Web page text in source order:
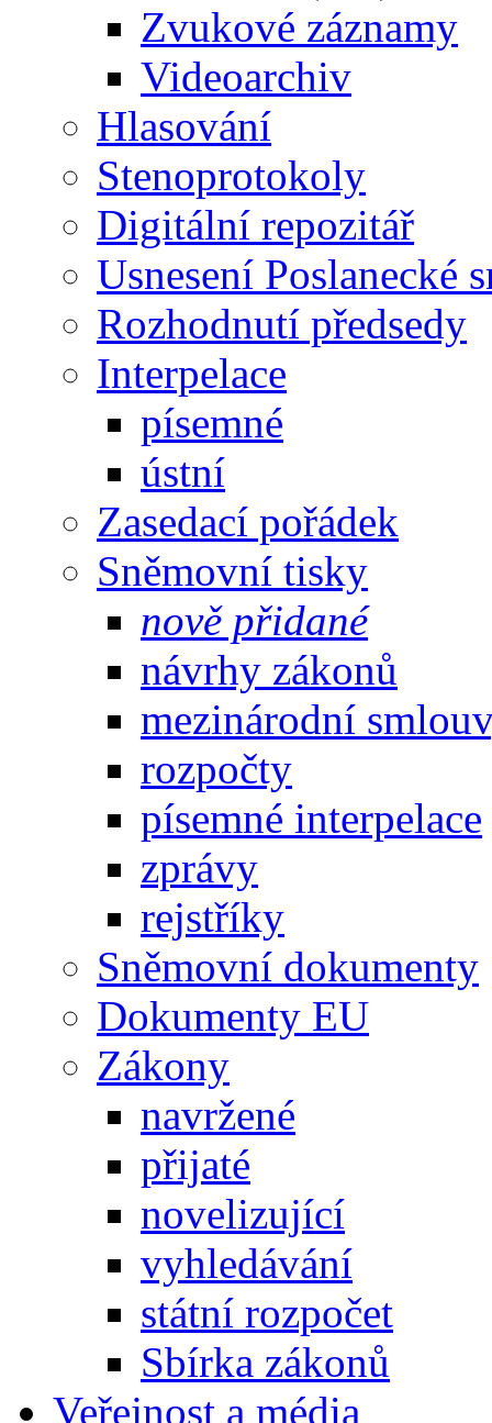
Zvukové záznamy
Videoarchiv
Hlasování
Stenoprotokoly
Digitální repozitář
Usnesení Poslanecké
Rozhodnutí předsedy
Interpelace
písemné
ústní
Zasedací pořádek
Sněmovní tisky
nově přidané
návrhy zákonů
mezinárodní
rozpočty
písemné interpelace
zprávy
rejstříky
Sněmovní dokumenty
Dokumenty EU
Zákony
navržené
přijaté
novelizující
vyhledávání
státní rozpočet
Sbírka zákonů
Veřejnost a média